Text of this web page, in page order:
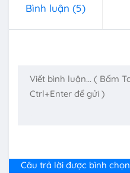
Bình luận (5)
Câu trả lời được bình chọn